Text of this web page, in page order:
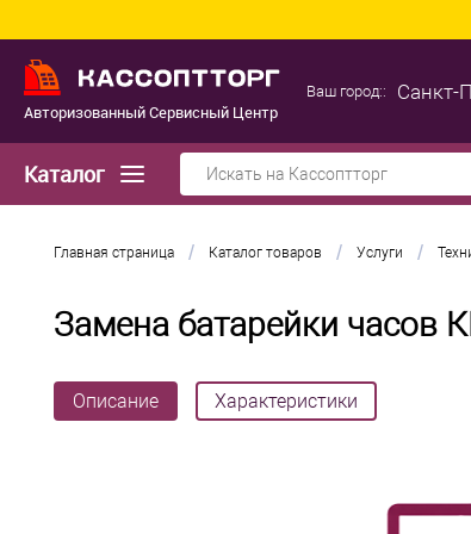
Авторизованный Сервисный Центр
Ваш город:: Санкт-
Каталог
Главная страница / Каталог товаров / Услуги /
Замена батарейки часов
Описание Характеристики